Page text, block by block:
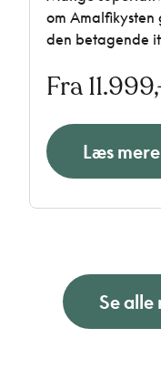
om Amalfikysten
den betagende
gang i livet. Fra
Maiori kan du
Fra
Læs mere
Se alle